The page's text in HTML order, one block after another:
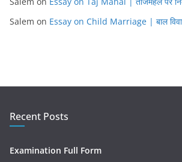
Salem on Essay on Child Marriage | बाल
Recent Posts
Examination Full Form